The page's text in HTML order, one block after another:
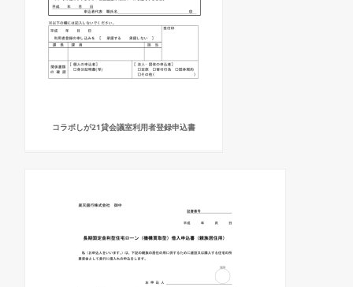
コラボしが21貸会議室利用者登録申込書